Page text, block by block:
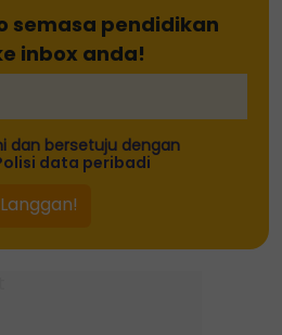
semasa pendidikan
inbox anda!
dan bersetuju dengan
data peribadi